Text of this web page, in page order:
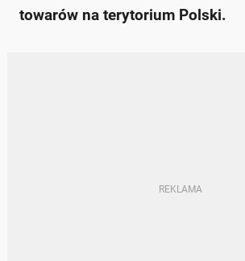
towarów na terytorium Polski.